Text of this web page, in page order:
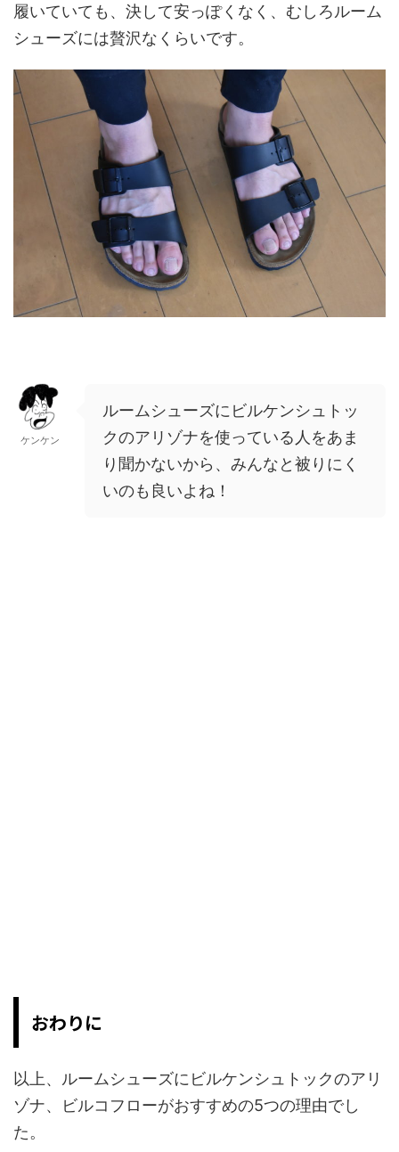
履いていても、決して安っぽくなく、むしろルーム
シューズには贅沢なくらいです。
ケンケン
ルームシューズにビルケンシュトッ
クのアリゾナを使っている人をあま
り聞かないから、みんなと被りにく
いのも良いよね！
おわりに
以上、ルームシューズにビルケンシュトックのアリ
ゾナ、ビルコフローがおすすめの5つの理由でし
た。